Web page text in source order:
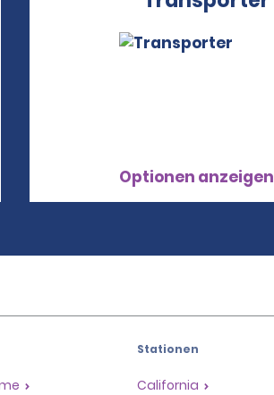
Optionen anzeigen
Stationen
California